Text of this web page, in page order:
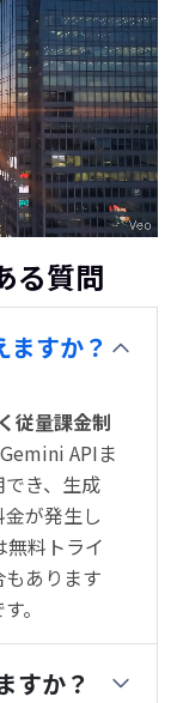
る質問
すか？
従量課金制
APIま
き、生成
が発生し
無料トライ
あります
。
すか？